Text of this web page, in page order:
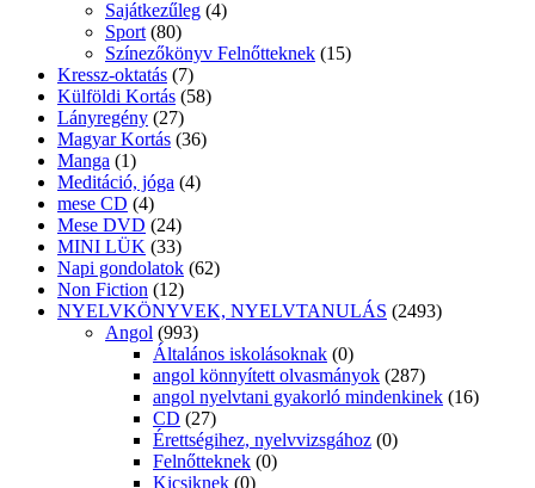
Sajátkezűleg (4)
Sport (80)
Színezőkönyv Felnőtteknek (15)
Kressz-oktatás (7)
Külföldi Kortás (58)
Lányregény (27)
Magyar Kortás (36)
Manga (1)
Meditáció, jóga (4)
mese CD (4)
Mese DVD (24)
MINI LÜK (33)
Napi gondolatok (62)
Non Fiction (12)
NYELVKÖNYVEK, NYELVTANULÁS (2493)
Angol (993)
Általános iskolásoknak (0)
angol könnyített olvasmányok (287)
angol nyelvtani gyakorló mindenkinek (16)
CD (27)
Érettségihez, nyelvvizsgához (0)
Felnőtteknek (0)
Kicsiknek (0)